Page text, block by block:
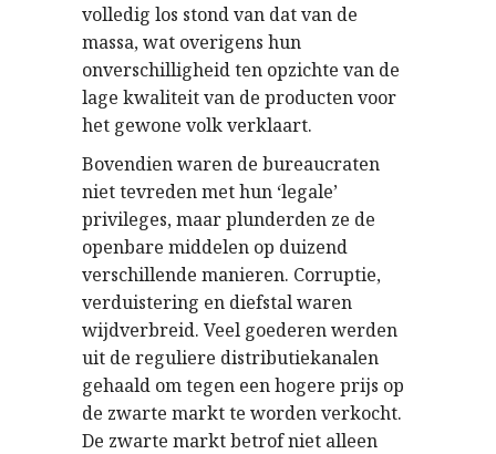
volledig los stond van dat van de
massa, wat overigens hun
onverschilligheid ten opzichte van de
lage kwaliteit van de producten voor
het gewone volk verklaart.
Bovendien waren de bureaucraten
niet tevreden met hun ‘legale’
privileges, maar plunderden ze de
openbare middelen op duizend
verschillende manieren. Corruptie,
verduistering en diefstal waren
wijdverbreid. Veel goederen werden
uit de reguliere distributiekanalen
gehaald om tegen een hogere prijs op
de zwarte markt te worden verkocht.
De zwarte markt betrof niet alleen